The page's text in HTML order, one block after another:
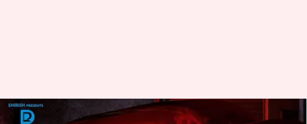
Love Me : ఆశిష్ రెడ్డి,వైష్ణవి చైతన్య